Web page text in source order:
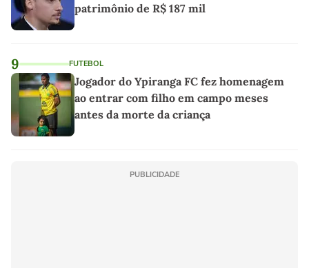
patrimônio de R$ 187 mil
9 FUTEBOL
Jogador do Ypiranga FC fez homenagem
ao entrar com filho em campo meses
antes da morte da criança
PUBLICIDADE